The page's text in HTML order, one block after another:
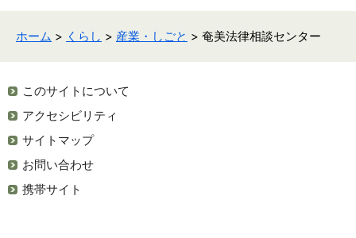
ホーム > くらし > 産業・しごと > 奄美法律相談センター
このサイトについて
アクセシビリティ
サイトマップ
お問い合わせ
携帯サイト